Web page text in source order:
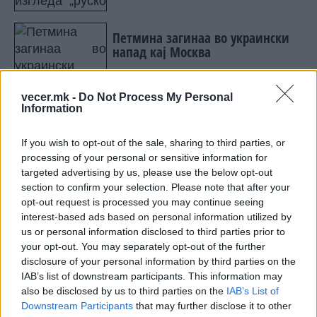
vecer.mk - Do Not Process My Personal
Information
If you wish to opt-out of the sale, sharing to third parties, or
processing of your personal or sensitive information for
targeted advertising by us, please use the below opt-out
section to confirm your selection. Please note that after your
opt-out request is processed you may continue seeing
interest-based ads based on personal information utilized by
us or personal information disclosed to third parties prior to
your opt-out. You may separately opt-out of the further
disclosure of your personal information by third parties on the
IAB’s list of downstream participants. This information may
also be disclosed by us to third parties on the IAB’s List of
Downstream Participants that may further disclose it to other
Петмина загинаа во украински
напад кај Москва
НАЈЧИТАНИ ВО ПОСЛЕДНИ 7 ДЕНА
Ахмети кажа што го мачи:
СЛУШАМ, САКААТ ДА СЕ СУДИ
ЗА ВОЕНИТЕ ЗЛОСТРОСТВА НА
УЧК...
ИСТОРИСКО ОБЕДИНУВАЊЕ НА
МАКЕДОНЦИТЕ ВО СРБИЈА:
ФОРМИРАН МАКЕДОНСКИОТ
НАЦИОНАЛЕН СОЈУЗ
ТЕЖОК ДЕН И ЈАВНО
ДЕМОЛИРАЊЕ НА ФИЛИПЧЕ:
Мицкоски откри дека